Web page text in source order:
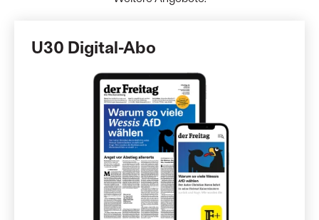
U30 Digital-Abo